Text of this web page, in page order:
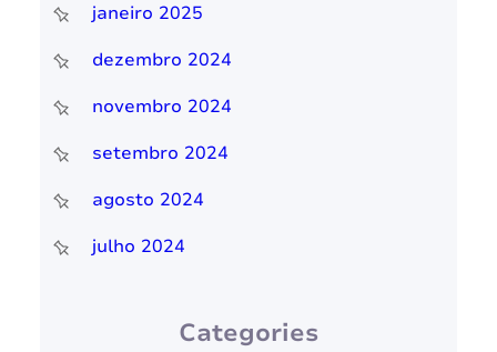
janeiro 2025
dezembro 2024
novembro 2024
setembro 2024
agosto 2024
julho 2024
Categories